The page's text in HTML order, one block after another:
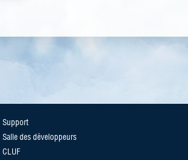
Support
Salle des développeurs
CLUF